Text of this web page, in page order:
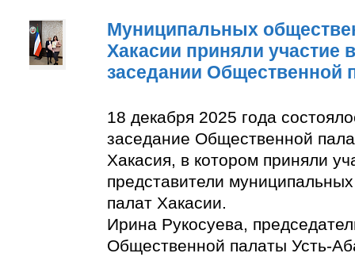
Муниципальных
Хакасии приняли участие
заседании Общественной
18 декабря 2025 года
заседание Общественной
Хакасия, в котором приняли
представители
палат Хакасии.
Ирина Рукосуева,
Общественной палаты Усть-